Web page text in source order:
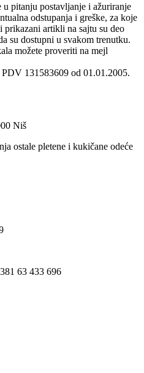
pitanju postavljanje i ažuriranje
odstupanja i greške, za koje
prikazani artikli na sajtu su deo
su dostupni u svakom trenutku.
možete proveriti na mejl
131583609 od 01.01.2005.
Niš
ostale pletene i kukičane odeće
63 433 696